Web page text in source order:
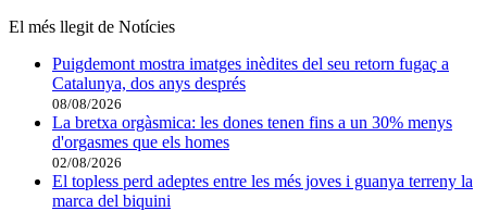
El més llegit de Notícies
Puigdemont mostra imatges inèdites del seu retorn fugaç a
Catalunya, dos anys després
08/08/2026
La bretxa orgàsmica: les dones tenen fins a un 30% menys
d'orgasmes que els homes
02/08/2026
El topless perd adeptes entre les més joves i guanya terreny la
marca del biquini